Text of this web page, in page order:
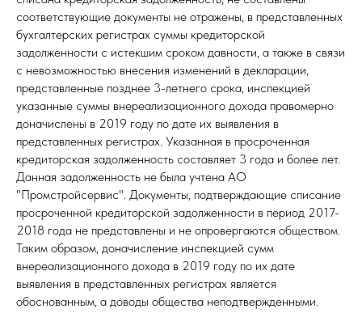
соответствующие документы не отражены, в представленных
бухгалтерских регистрах суммы кредиторской
задолженности с истекшим сроком давности, а также в связи
с невозможностью внесения изменений в декларации,
представленные позднее 3-летнего срока, инспекцией
указанные суммы внереализационного дохода правомерно
доначислены в 2019 году по дате их выявления в
представленных регистрах. Указанная в просроченная
кредиторская задолженность составляет 3 года и более лет.
Данная задолженность не была учтена АО
"Промстройсервис". Документы, подтверждающие списание
просроченной кредиторской задолженности в период 2017-
2018 года не представлены и не опровергаются обществом.
Таким образом, доначисление инспекцией сумм
внереализационного дохода в 2019 году по их дате
выявления в представленных регистрах является
обоснованным, а доводы общества неподтвержденными.